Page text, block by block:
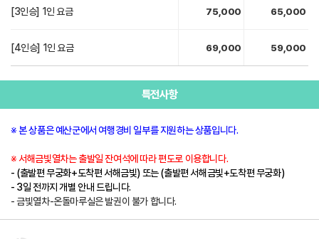
[3인승] 1인 요금 75,000 65,000
[4인승] 1인 요금 69,000 59,000
특전사항
※ 본 상품은 예산군에서 여행경비 일부를 지원하는 상품입니다.
※ 서해금빛열차는 출발일 잔여석에 따라 편도로 이용합니다.
- (출발편 무궁화+도착편 서해금빛) 또는 (출발편 서해금빛+도착편 무궁화)
- 3일 전까지 개별 안내 드립니다.
- 금빛열차-온돌마루실은 발권이 불가 합니다.